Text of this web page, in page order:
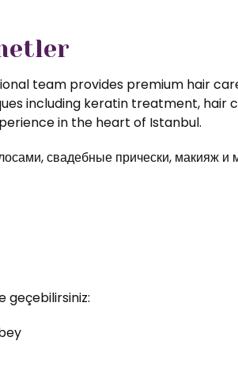
team provides premium hair
including keratin treatment, hair
in the heart of Istanbul.
свадебные прически, макияж и
geçebilirsiniz: